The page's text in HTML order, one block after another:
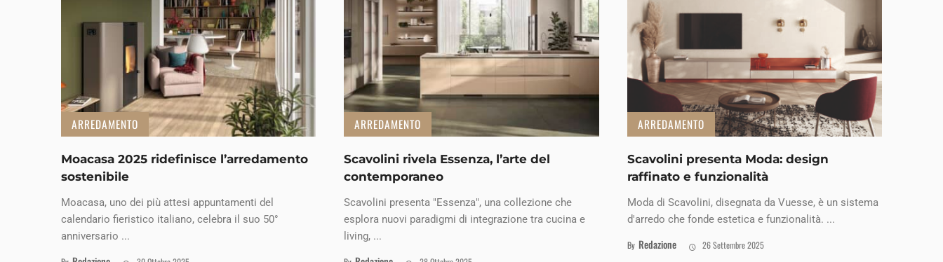
ARREDAMENTO
Moacasa 2025 ridefinisce l’arredamento
sostenibile
Moacasa, uno dei più attesi appuntamenti del
calendario fieristico italiano, celebra il suo 50°
anniversario ...
ARREDAMENTO
Scavolini rivela Essenza, l’arte del
contemporaneo
Scavolini presenta "Essenza", una collezione che
esplora nuovi paradigmi di integrazione tra cucina e
living, ...
ARREDAMENTO
Scavolini presenta Moda: design
raffinato e funzionalità
Moda di Scavolini, disegnata da Vuesse, è un sistema
d'arredo che fonde estetica e funzionalità. ...
By Redazione 26 Settembre 2025